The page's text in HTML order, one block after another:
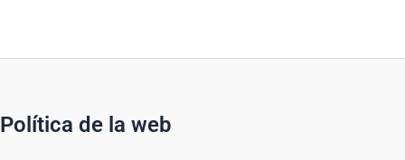
Política de la web